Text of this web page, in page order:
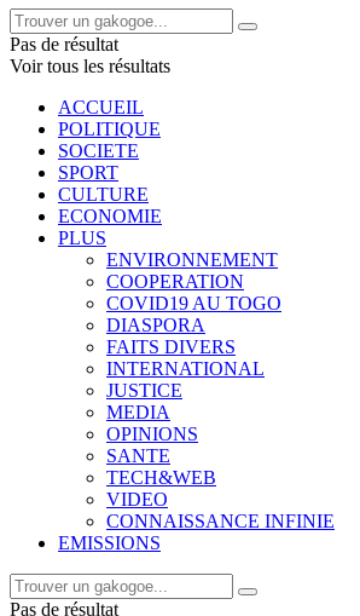
Pas de résultat
Voir tous les résultats
ACCUEIL
POLITIQUE
SOCIETE
SPORT
CULTURE
ECONOMIE
PLUS
ENVIRONNEMENT
COOPERATION
COVID19 AU TOGO
DIASPORA
FAITS DIVERS
INTERNATIONAL
JUSTICE
MEDIA
OPINIONS
SANTE
TECH&WEB
VIDEO
CONNAISSANCE INFINIE
EMISSIONS
Pas de résultat